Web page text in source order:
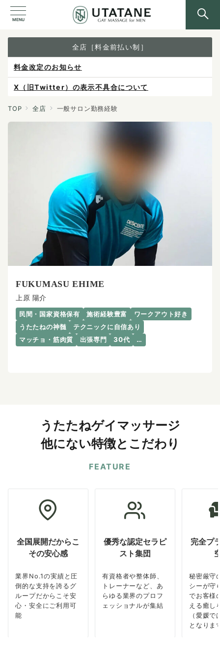
MENU
全店［料金前払い制］
料金改定のお知らせ
X（旧Twitter）の表示不具合について
ご予約は各店へ直接お問い合わせください。
TOP 全店 一般サロン勤務経験
FUKUMASU EHIME
上原 陽介
民間・国家資格保有 施術経験豊富
ワークアウト好き
うたたねの神髄
テクニックに自信あり
マッチョ・筋肉質
出張専門 30代 …
うたたねゲイマッサージ
他にない特徴とこだわり
FEATURE
全国展開だからこ
その安心感
業界No.1の実績と圧
倒的な支持を誇るグ
ループだからこそ安
心・安全にご利用可
能
優秀な認定セラピ
スト集団
有資格者や整体師、
トレーナーなど、あ
らゆる業界のプロフ
ェッショナルが集結
完全プ
秘密厳守
シーが守
でお客様
える癒し
（愛媛で
となりま